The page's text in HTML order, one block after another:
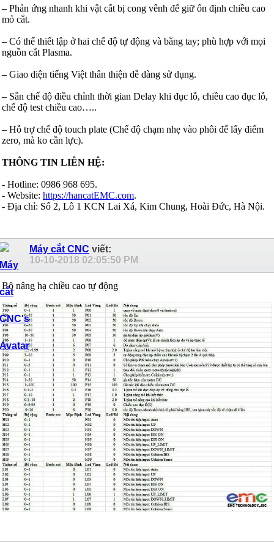
– Phản ứng nhanh khi vật cắt bị cong vênh để giữ ổn định chiều cao
mỏ cắt.
– Có thể thiết lập ở hai chế độ tự động và bằng tay; phù hợp với mọi
nguồn cắt Plasma.
– Giao diện tiếng Việt thân thiện dễ dàng sử dụng.
– Sẵn chế độ điều chỉnh thời gian Delay khi đục lỗ, chiều cao đục lỗ,
chế độ test chiều cao…..
– Hỗ trợ chế độ touch plate (Chế độ chạm nhẹ vào phôi để lấy điểm
zero, mà ko cần lực).
THÔNG TIN LIÊN HỆ:
- Hotline: 0986 968 695.
- Website: https://hancatEMC.com.
- Địa chỉ: Số 2, Lô 1 KCN Lai Xá, Kim Chung, Hoài Đức, Hà Nội.
Máy cắt CNC viết:
10-10-2018 02:05:50 PM
Bộ nâng hạ chiều cao tự động